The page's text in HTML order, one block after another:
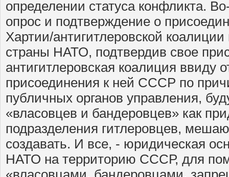
определении статуса конфликта.
опрос и подтверждение о
Хартии/антигитлеровской
страны НАТО, подтвердив свое
антигитлеровская коалиция ввиду
присоединения к ней СССР по
публичных органов управления,
«власовцев и бандеровцев» как
подразделения гитлеровцев,
создавать. И все, - юридическая
НАТО на территорию СССР, для